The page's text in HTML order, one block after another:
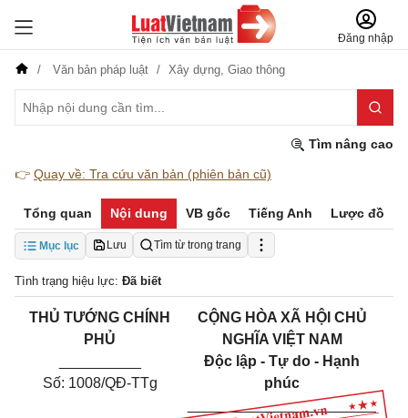
Đăng nhập
Văn bản pháp luật Xây dựng, Giao thông
Tìm nâng cao
👉 Quay về: Tra cứu văn bản (phiên bản cũ)
Tổng quan Nội dung VB gốc Tiếng Anh Lược đồ
Mục lục Lưu Tìm từ trong trang
Tình trạng hiệu lực: Đã biết
THỦ TƯỚNG CHÍNH
PHỦ
Số: 1008/QĐ-TTg
CỘNG HÒA XÃ HỘI CHỦ
NGHĨA VIỆT NAM
Độc lập - Tự do - Hạnh
phúc
_______________________